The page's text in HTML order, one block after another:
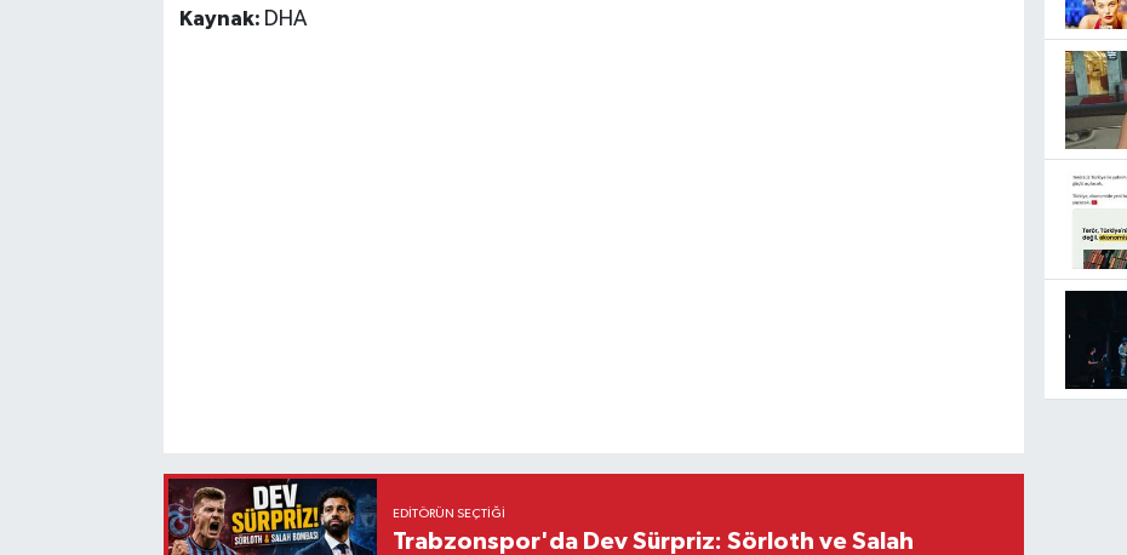
Kaynak: DHA
EDITÖRÜN SEÇTIĞI
Trabzonspor'da Dev Sürpriz: Sörloth ve Salah